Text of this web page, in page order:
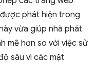
phát hiện trong
vừa giúp nhà phát
mẽ hơn so với việc sử
sâu vì các mặt